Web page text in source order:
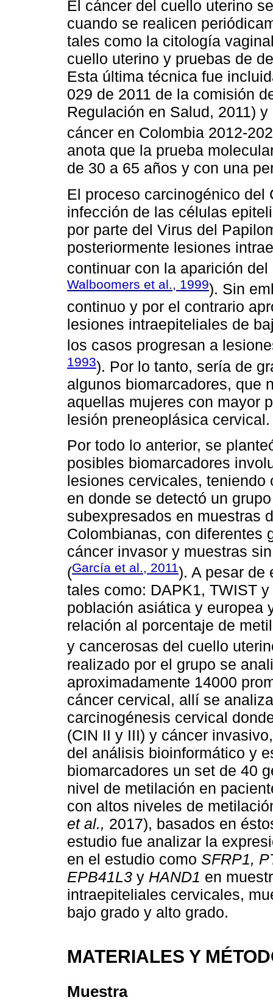
El cáncer del cuello uterino
cuando se realicen
tales como la citología
cuello uterino y pruebas de
Esta última técnica fue
029 de 2011 de la comisión
Regulación en Salud, 2011)
cáncer en Colombia 2012-
anota que la prueba
de 30 a 65 años y con una
El proceso carcinogénico del
infección de las células
por parte del Virus del
posteriormente lesiones
continuar con la aparición
Walboomers et al., 1999). Sin
continuo y por el contrario
lesiones intraepiteliales de
los casos progresan a
1993). Por lo tanto, sería de
algunos biomarcadores, que
aquellas mujeres con mayor
lesión preneoplásica cervical.
Por todo lo anterior, se
posibles biomarcadores
lesiones cervicales, teniendo
en donde se detectó un
subexpresados en muestras
Colombianas, con diferentes
cáncer invasor y muestras
(García et al., 2011). A pesar de
tales como: DAPK1, TWIST
población asiática y europea
relación al porcentaje de
y cancerosas del cuello
realizado por el grupo se
aproximadamente 14000
cáncer cervical, allí se
carcinogénesis cervical
(CIN II y III) y cáncer
del análisis bioinformático y
biomarcadores un set de 40
nivel de metilación en
con altos niveles de
et al., 2017), basados en
estudio fue analizar la
en el estudio como SFRP1,
EPB41L3 y HAND1 en
intraepiteliales cervicales,
bajo grado y alto grado.
MATERIALES Y
Muestra